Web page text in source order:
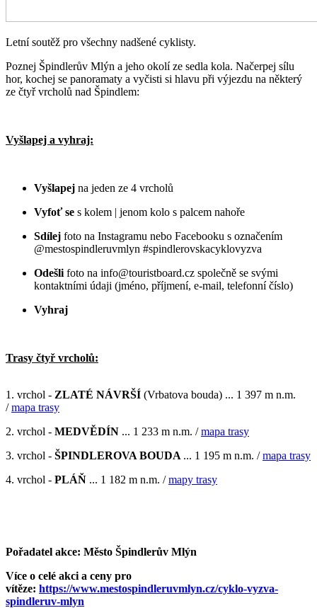
Letní soutěž pro všechny nadšené cyklisty.
Poznej Špindlerův Mlýn a jeho okolí ze sedla kola. Načerpej sílu
hor, kochej se panoramaty a vyčisti si hlavu při výjezdu na některý
ze čtyř vrcholů nad Špindlem:
Vyšlapej a vyhraj:
Vyšlapej na jeden ze 4 vrcholů
Vyfoť se s kolem | jenom kolo s palcem nahoře
Sdílej foto na Instagramu nebo Facebooku s označením
@mestospindleruvmlyn #spindlerovskacyklovyzva
Odešli foto na info@touristboard.cz společně se svými
kontaktními údaji (jméno, příjmení, e-mail, telefonní číslo)
Vyhraj
Trasy čtyř vrcholů:
1. vrchol - ZLATÉ NÁVRŠÍ (Vrbatova bouda) ... 1 397 m n.m.
/mapa trasy
2. vrchol - MEDVĚDÍN ... 1 233 m n.m. /mapa trasy
3. vrchol - ŠPINDLEROVA BOUDA ... 1 195 m n.m. /mapa trasy
4. vrchol - PLÁŇ ... 1 182 m n.m. /mapy trasy
Pořadatel akce: Město Špindlerův Mlýn
Více o celé akci a ceny pro
vítěze: https://www.mestospindleruvmlyn.cz/cyklo-vyzva-
spindleruv-mlyn